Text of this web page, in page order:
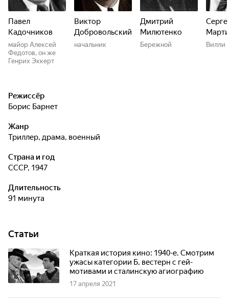
Павел
Кадочников
майор Алексей
Федотов, он же
Генрих Эккерт
Виктор
Добровольский
начальник
Дмитрий
Милютенко
Бережной Вилли
Режиссёр
Борис Барнет
Жанр
триллер, драма, военный
Страна и год
СССР, 1947
Длительность
91 минута
Статьи
Краткая история кино: 1940-е. Смотрим
ужасы категории Б, вестерн с гей-
мотивами и сталинскую агиографию
17 апреля 2021